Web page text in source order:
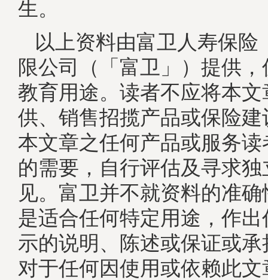
生。
以上资料由富卫人寿保险
限公司（「富卫」）提供
教育用途。读者不应将本
供、销售招揽产品或保险
本文章之任何产品或服务
的需要，自行评估及寻求
见。富卫并不就资料的准
是适合任何特定用途，作
示的说明、陈述或保证或
对于任何因使用或依赖此